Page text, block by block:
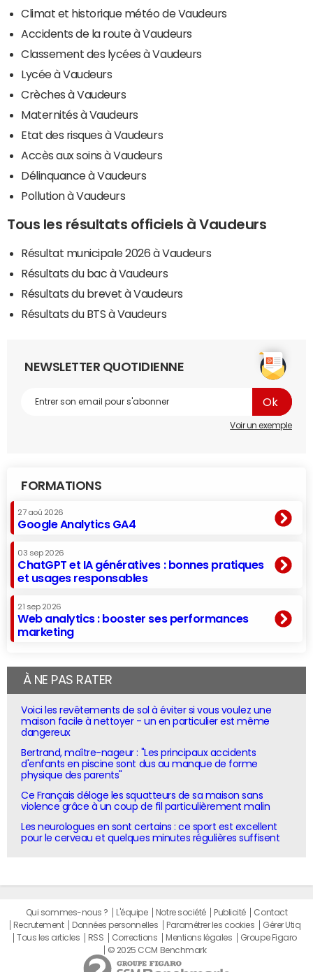
Climat et historique météo de Vaudeurs
Accidents de la route à Vaudeurs
Classement des lycées à Vaudeurs
Lycée à Vaudeurs
Crèches à Vaudeurs
Maternités à Vaudeurs
Etat des risques à Vaudeurs
Accès aux soins à Vaudeurs
Délinquance à Vaudeurs
Pollution à Vaudeurs
Tous les résultats officiels à Vaudeurs
Résultat municipale 2026 à Vaudeurs
Résultats du bac à Vaudeurs
Résultats du brevet à Vaudeurs
Résultats du BTS à Vaudeurs
NEWSLETTER QUOTIDIENNE
Voir un exemple
FORMATIONS
27 aoû 2026
Google Analytics GA4
03 sep 2026
ChatGPT et IA génératives : bonnes pratiques
et usages responsables
21 sep 2026
Web analytics : booster ses performances
marketing
À NE PAS RATER
Voici les revêtements de sol à éviter si vous voulez une
maison facile à nettoyer - un en particulier est même
dangereux
Bertrand, maître-nageur : "Les principaux accidents
d'enfants en piscine sont dus au manque de forme
physique des parents"
Ce Français déloge les squatteurs de sa maison sans
violence grâce à un coup de fil particulièrement malin
Les neurologues en sont certains : ce sport est excellent
pour le cerveau et quelques minutes régulières suffisent
Qui sommes-nous ? L'équipe Notre société Publicité
Contact
Recrutement
Données personnelles Paramétrer les cookies
Gérer Utiq
Tous les articles
RSS Corrections Mentions légales
Groupe Figaro
© 2025 CCM Benchmark